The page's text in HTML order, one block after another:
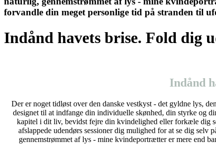
forvandle din meget personlige tid på stranden til
Indånd havets brise. Fold dig
Indånd
Der er noget tidløst over den danske vestkyst - det gyldne lys,
designet til at indfange din individuelle skønhed, din styrke og
kapitel i dit liv, bevidst fejre din kvindelighed eller forkæle dig
afslappede udendørs sessioner dig mulighed for at se dig
gennemstrømmet af lys - mine kvindeportrætter er mere end